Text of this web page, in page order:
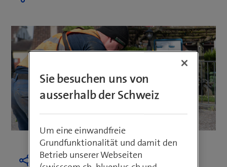
Sie besuchen uns von
ausserhalb der Schweiz
Um eine einwandfreie
Grundfunktionalität und damit den
Betrieb unserer Webseiten